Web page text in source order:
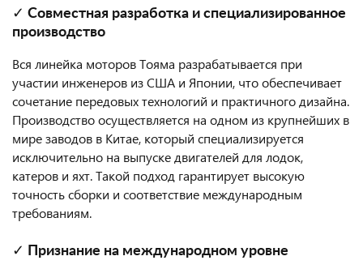
✓ Совместная разработка и специализированное
производство
Вся линейка моторов Тояма разрабатывается при
участии инженеров из США и Японии, что обеспечивает
сочетание передовых технологий и практичного дизайна.
Производство осуществляется на одном из крупнейших в
мире заводов в Китае, который специализируется
исключительно на выпуске двигателей для лодок,
катеров и яхт. Такой подход гарантирует высокую
точность сборки и соответствие международным
требованиям.
✓ Признание на международном уровне